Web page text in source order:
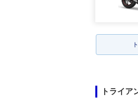
トライア